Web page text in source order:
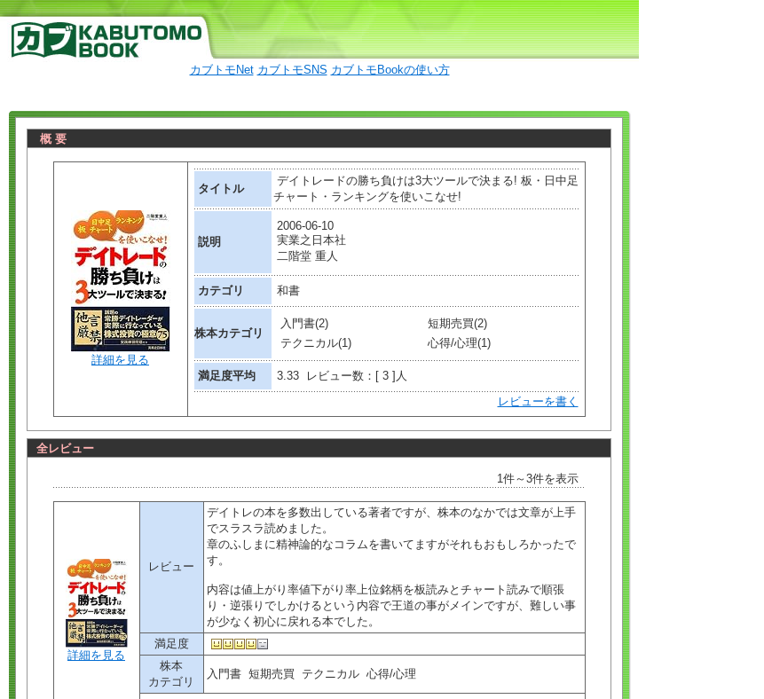
カブトモNet カブトモSNS カブトモBookの使い方
概 要
詳細を見る
タイトル
デイトレードの勝ち負けは3大ツールで決まる! 板・日中足
チャート・ランキングを使いこなせ!
説明
2006-06-10
実業之日本社
二階堂 重人
カテゴリ 和書
株本カテゴリ
入門書(2)
短期売買(2)
テクニカル(1)
心得/心理(1)
満足度平均
3.33 レビュー数：[ 3 ]人
レビューを書く
全レビュー
1件～3件を表示
詳細を見る
レビュー
デイトレの本を多数出している著者ですが、株本のなかでは文章が上手
でスラスラ読めました。
章のふしまに精神論的なコラムを書いてますがそれもおもしろかったで
す。
内容は値上がり率値下がり率上位銘柄を板読みとチャート読みで順張
り・逆張りでしかけるという内容で王道の事がメインですが、難しい事
が少なく初心に戻れる本でした。
満足度
株本
カテゴリ
入門書 短期売買 テクニカル 心得/心理